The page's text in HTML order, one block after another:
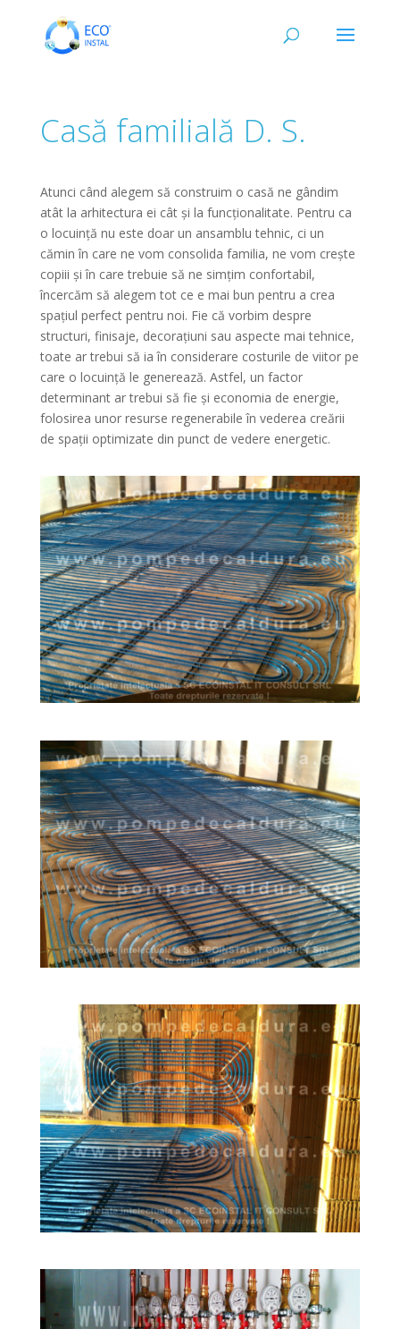
Casă familială D. S.
Atunci când alegem să construim o casă ne gândim
atât la arhitectura ei cât și la funcționalitate. Pentru ca
o locuință nu este doar un ansamblu tehnic, ci un
cămin în care ne vom consolida familia, ne vom crește
copiii și în care trebuie să ne simțim confortabil,
încercăm să alegem tot ce e mai bun pentru a crea
spațiul perfect pentru noi. Fie că vorbim despre
structuri, finisaje, decorațiuni sau aspecte mai tehnice,
toate ar trebui să ia în considerare costurile de viitor pe
care o locuință le generează. Astfel, un factor
determinant ar trebui să fie și economia de energie,
folosirea unor resurse regenerabile în vederea creării
de spații optimizate din punct de vedere energetic.